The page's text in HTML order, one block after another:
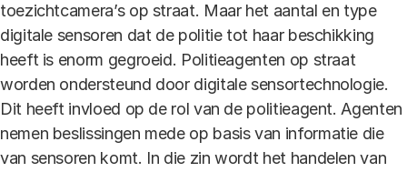
toezichtcamera’s op straat. Maar het aantal en type
digitale sensoren dat de politie tot haar beschikking
heeft is enorm gegroeid. Politieagenten op straat
worden ondersteund door digitale sensortechnologie.
Dit heeft invloed op de rol van de politieagent. Agenten
nemen beslissingen mede op basis van informatie die
van sensoren komt. In die zin wordt het handelen van